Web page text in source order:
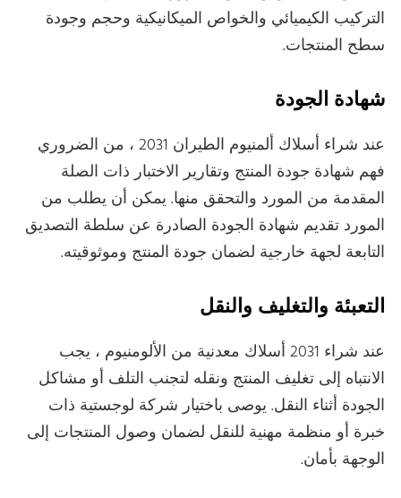
التركيب الكيميائي والخواص الميكانيكية وحجم وجودة
سطح المنتجات.
شهادة الجودة
عند شراء أسلاك ألمنيوم الطيران 2031 ، من الضروري
فهم شهادة جودة المنتج وتقارير الاختبار ذات الصلة
المقدمة من المورد والتحقق منها. يمكن أن يطلب من
المورد تقديم شهادة الجودة الصادرة عن سلطة التصديق
التابعة لجهة خارجية لضمان جودة المنتج وموثوقيته.
التعبئة والتغليف والنقل
عند شراء 2031 أسلاك معدنية من الألومنيوم ، يجب
الانتباه إلى تغليف المنتج ونقله لتجنب التلف أو مشاكل
الجودة أثناء النقل. يوصى باختيار شركة لوجستية ذات
خبرة أو منظمة مهنية للنقل لضمان وصول المنتجات إلى
الوجهة بأمان.